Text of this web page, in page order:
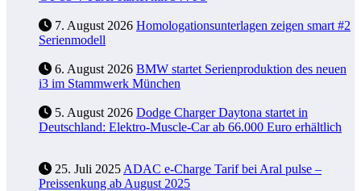
7. August 2026 Homologationsunterlagen zeigen smart #2
Serienmodell
6. August 2026 BMW startet Serienproduktion des neuen
i3 im Stammwerk München
5. August 2026 Dodge Charger Daytona startet in
Deutschland: Elektro-Muscle-Car ab 66.000 Euro erhältlich
25. Juli 2025 ADAC e-Charge Tarif bei Aral pulse –
Preissenkung ab August 2025